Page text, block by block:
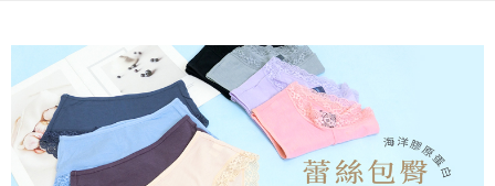
1.本服務係由「台灣大哥大股份有限公司」（以下簡稱本公司）所提供，讓
用戶於交易時，得透過本服務購買商品或服務，並由商店將買賣／分期付款
買賣價金債權讓與本公司後，依約使用本公司帳單繳交帳款。
2.基於同意付款使用「大哥付你分期」之契約關係目的，商店將以您的個人
資料（包含姓名、電話或地址）提供予台灣大哥大進項蒐集、處理及利用，
由本公司與您本人進行分期帳單所需資料之確認、核對及更正。
3.完整用戶服務條款，請詳閱以下連結：
https://oppay.tw/userRule
ATM／網路銀行／等多元方式進行付款，方視為交易完成。
※ 請注意：結帳手續完成當下不需立刻繳費，但若您需要取消訂單，請聯絡
購買商品的店家。未經商家同意取消之訂單仍視為有效，需透過AFTEE先享
後付繳納相關費用。
※ 交易是否成功請以「AFTEE先享後付 」之結帳頁面顯示為準，若有關於
是否繳費成功／繳費後需取消欲退款等相關疑問，請聯繫「AFTEE先享後付
客戶支援中心」https://netprotections.freshdesk.com/support/home
每筆NT$80，滿NT$499(含以上)免運費
付款後全家取貨
每筆NT$80，滿NT$499(含以上)免運費
萊爾富取貨付款